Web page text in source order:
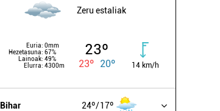
Zeru estaliak
Euria: 0mm
Hezetasuna: 67%
Lainoak: 49%
Elurra: 4300m
23º
23º 20º 14 km/h
Bihar 24º 17º